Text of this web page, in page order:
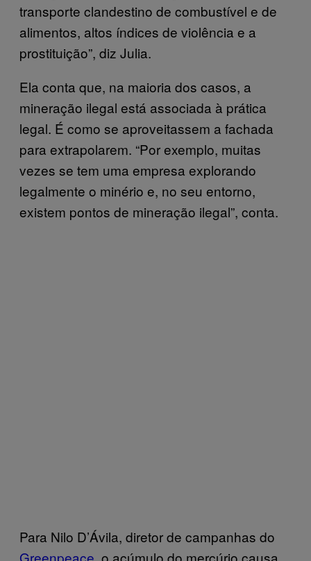
transporte clandestino de combustível e de
alimentos, altos índices de violência e a
prostituição”, diz Julia.
Ela conta que, na maioria dos casos, a
mineração ilegal está associada à prática
legal. É como se aproveitassem a fachada
para extrapolarem. “Por exemplo, muitas
vezes se tem uma empresa explorando
legalmente o minério e, no seu entorno,
existem pontos de mineração ilegal”, conta.
Para Nilo D’Ávila, diretor de campanhas do
Greenpeace , o acúmulo do mercúrio causa